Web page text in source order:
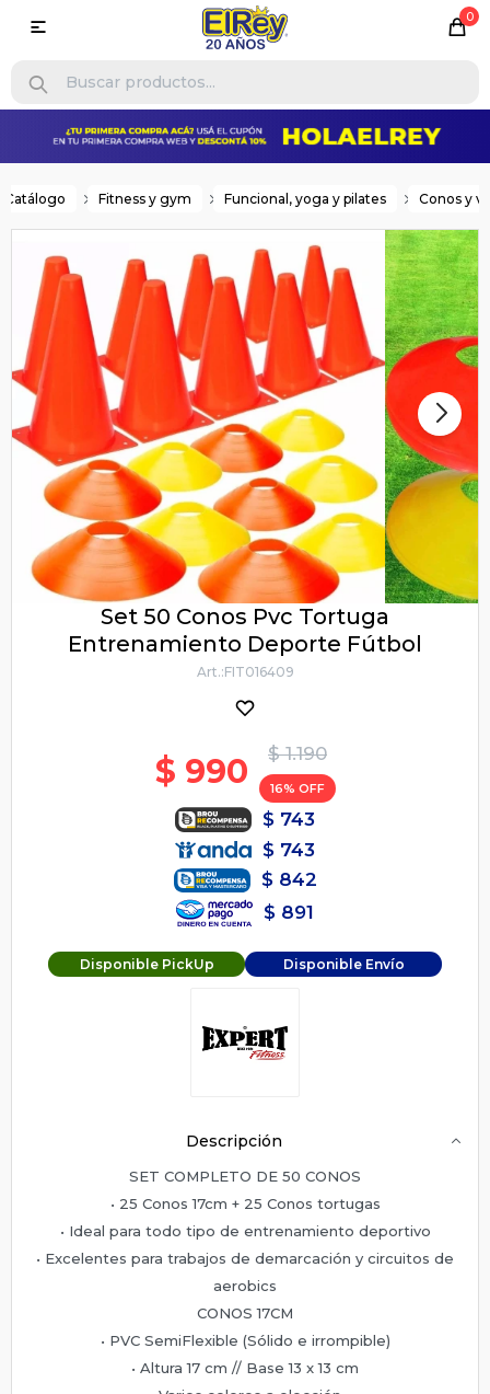
0

Catálogo Fitness y gym Funcional, yoga y pilates Conos y
Set 50 Conos Pvc Tortuga
Entrenamiento Deporte Fútbol
FIT016409
$ 1.190
$ 990 16
$ 743
$ 743
$ 842
$ 891
Disponible PickUp Disponible Envío
Descripción
SET COMPLETO DE 50 CONOS
• 25 Conos 17cm + 25 Conos tortugas
• Ideal para todo tipo de entrenamiento deportivo
• Excelentes para trabajos de demarcación y circuitos de
aerobics
CONOS 17CM
• PVC SemiFlexible (Sólido e irrompible)
• Altura 17 cm // Base 13 x 13 cm